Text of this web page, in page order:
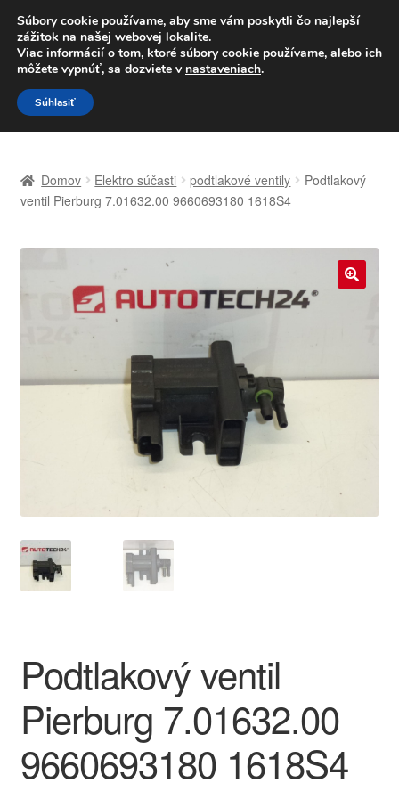
DOPRAVA od 6 EUR
Po–Pi 09:00–16:00 233 221 276
Preskočiť
na
navigáciu
Preskočiť
na
obsah
Celosvetová preprava
Môj účet
Obchodné podmienky
Platby
Reklamace
Reklamačný poriadok
Domov Elektro súčasti podtlakové ventily
Podtlakový
ventil Pierburg 7.01632.00 9660693180 1618S4
Podtlakový ventil
Pierburg 7.01632.00
9660693180 1618S4
Súbory cookie používame, aby sme vám poskytli čo najlepší
zážitok na našej webovej lokalite.
Viac informácií o tom, ktoré súbory cookie používame, alebo ich
môžete vypnúť, sa dozviete v nastaveniach.
Súhlasiť